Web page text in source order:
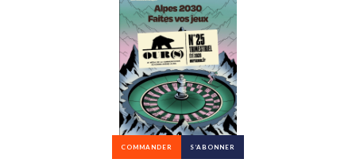
COMMANDER S’ABONNER